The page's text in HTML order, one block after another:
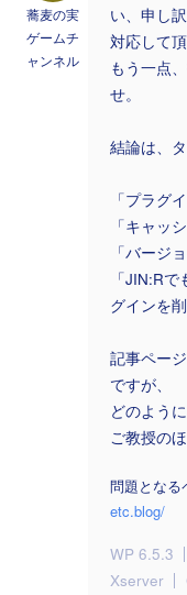
蕎麦の実
ゲームチ
ャンネル
い、申し
対応して
もう一点
せ。
結論は、
「プラグ
「キャッ
「バージ
「JIN:R
グインを削
記事ペー
ですが、
どのよう
ご教授の
問題となる
etc.blog/
WP 6.5.3
Xserver